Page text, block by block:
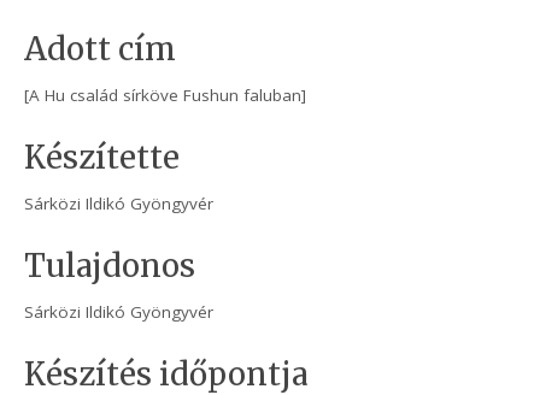
Adott cím
[A Hu család sírköve Fushun faluban]
Készítette
Sárközi Ildikó Gyöngyvér
Tulajdonos
Sárközi Ildikó Gyöngyvér
Készítés időpontja